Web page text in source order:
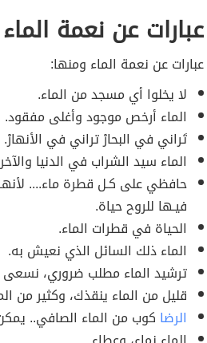
عبارات عن نعمة الماء
عبارات عن نعمة الماء ومنها:
لا يخلوا أي مسجد من الماء.
الماء أرخص موجود وأغلى مفقود.
تَراني في البحارْ تراني في الأنهارْ.
الماء سيد الشراب في الدنيا
حافظي على كـل قطرة ماء.... لأنها
فيـها للروح حياة.
الحياة في قطرات الماء.
الماء ذلك السائل الذي نعيش به.
ترشيد الماء مطلب ضروري،
قليل من الماء ينقذك، وكثير من
الرضا كوب من الماء الصافي..